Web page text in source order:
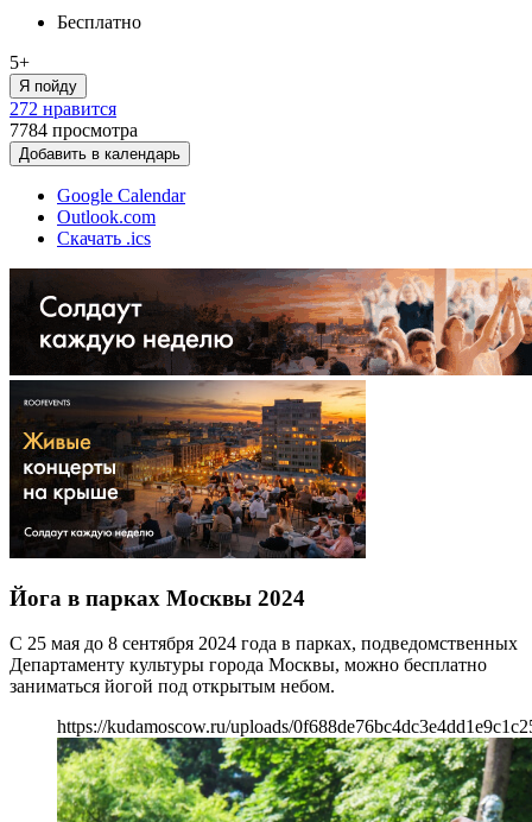
Бесплатно
5+
Я пойду
272 нравится
7784 просмотра
Добавить в календарь
Google Calendar
Outlook.com
Скачать .ics
Йога в парках Москвы 2024
С 25 мая до 8 сентября 2024 года в парках, подведомственных
Департаменту культуры города Москвы, можно бесплатно
заниматься йогой под открытым небом.
https://kudamoscow.ru/uploads/